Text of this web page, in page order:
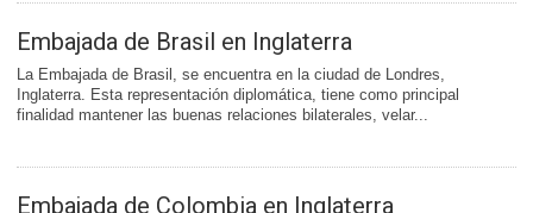
Embajada de Brasil en Inglaterra
La Embajada de Brasil, se encuentra en la ciudad de Londres,
Inglaterra. Esta representación diplomática, tiene como principal
finalidad mantener las buenas relaciones bilaterales, velar...
Embajada de Colombia en Inglaterra